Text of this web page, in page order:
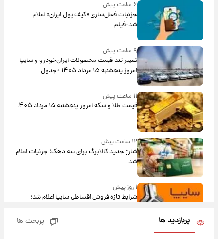
۶ ساعت پیش
جزئیات فعال‌سازی «کیف پول ایران» اعلام
شد+فیلم
۹ ساعت پیش
تغییر تند قیمت محصولات ایران‌خودرو و سایپا
امروز پنجشنبه ۱۵ مرداد ۱۴۰۵ +جدول
۱۱ ساعت پیش
قیمت طلا و سکه امروز پنجشنبه ۱۵ مرداد ۱۴۰۵
۱۲ ساعت پیش
شارژ جدید کالابرگ برای سه دهک؛ جزئیات اعلام
شد
۱ روز پیش
شرایط تازه فروش اقساطی سایپا اعلام شد؛
پربازدید ها پربحث ها